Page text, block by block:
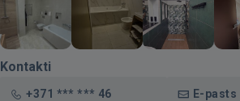
Kontakti
+371 *** *** 46 E-pasts